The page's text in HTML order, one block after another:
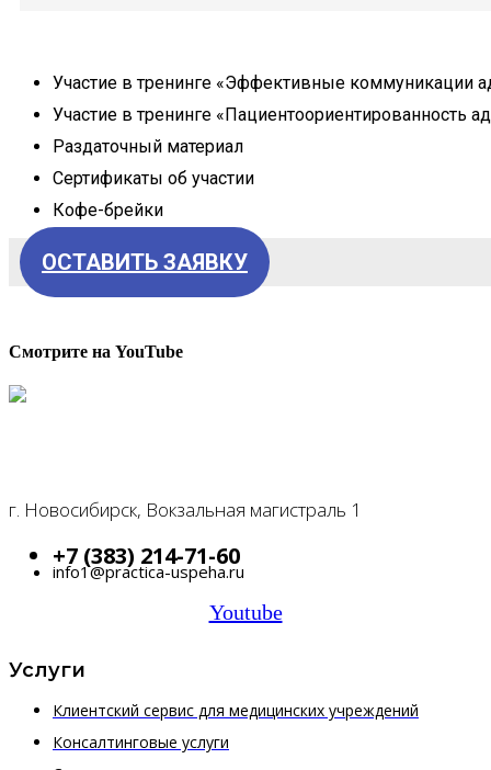
Участие в тренинге «Эффективные коммуникации
Участие в тренинге «Пациентоориентированность
Раздаточный материал
Сертификаты об участии
Кофе-брейки
ОСТАВИТЬ ЗАЯВКУ
Смотрите на YouTube
г. Новосибирск, Вокзальная магистраль 1
+7 (383) 214-71-60
info1@practica-uspeha.ru
Youtube
Услуги
Клиентский сервис для медицинских учреждений
Консалтинговые услуги